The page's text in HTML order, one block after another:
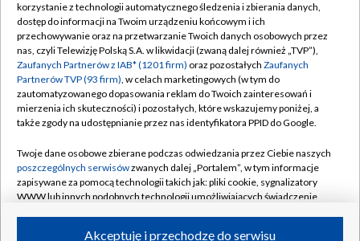
TVP
Abonament TVP
Emisja w TVP
Centrum informacji TVP
Naziemna Telewizja Cyfrowa
Rada Programowa
System NOS
Informacje o nadawcy
Regulamin TVP
Polityka prywatności
Moje zgody
Pomoc
Kontakt
Kanały
korzystanie z technologii automatycznego śledzenia i zbierania danych,
dostęp do informacji na Twoim urządzeniu końcowym i ich
przechowywanie oraz na przetwarzanie Twoich danych osobowych przez
nas, czyli Telewizję Polską S.A. w likwidacji (zwaną dalej również „TVP”),
Zaufanych Partnerów z IAB* (1201 firm) oraz pozostałych Zaufanych
Partnerów TVP (93 firm), w celach marketingowych (w tym do
zautomatyzowanego dopasowania reklam do Twoich zainteresowań i
mierzenia ich skuteczności) i pozostałych, które wskazujemy poniżej, a
także zgody na udostępnianie przez nas identyfikatora PPID do Google.
Twoje dane osobowe zbierane podczas odwiedzania przez Ciebie naszych
poszczególnych serwisówzwanych dalej „Portalem”, w tym informacje
zapisywane za pomocą technologii takich jak: pliki cookie, sygnalizatory
WWW lub innych podobnych technologii umożliwiających świadczenie
Akceptuję i przechodzę do serwisu